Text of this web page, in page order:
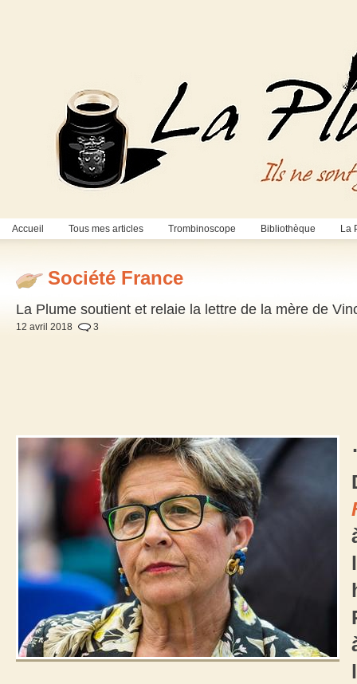
Accueil Tous mes articles Trombinoscope Bibliothèque La
Société France
La Plume soutient et relaie la lettre de la mère de
12 avril 2018 3